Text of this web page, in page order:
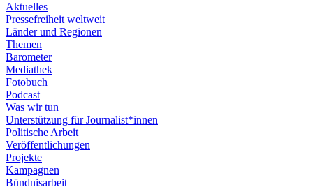
Aktuelles
Pressefreiheit weltweit
Länder und Regionen
Themen
Barometer
Mediathek
Fotobuch
Podcast
Was wir tun
Unterstützung für Journalist*innen
Politische Arbeit
Veröffentlichungen
Projekte
Kampagnen
Bündnisarbeit